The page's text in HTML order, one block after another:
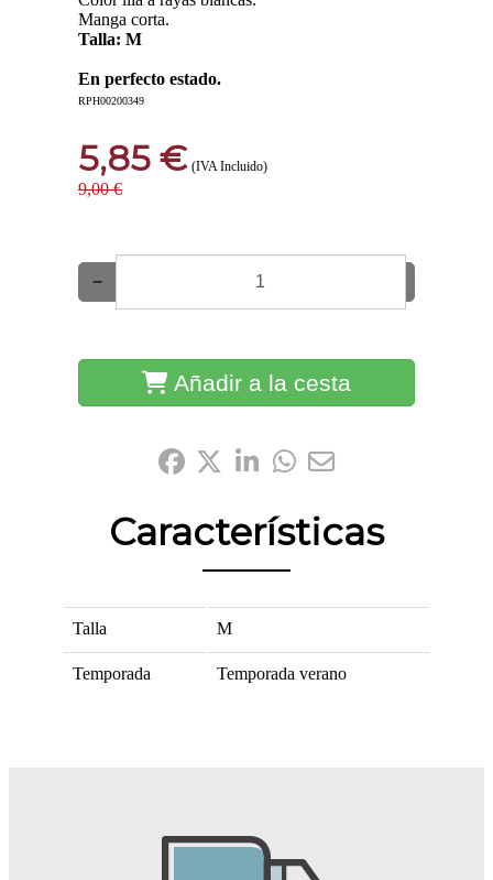
Manga corta.
Talla: M
En perfecto estado.
RPH00200349
5,85 € (IVA Incluido)
9,00 €
−
Añadir a la cesta
Características
Talla M
Temporada Temporada verano